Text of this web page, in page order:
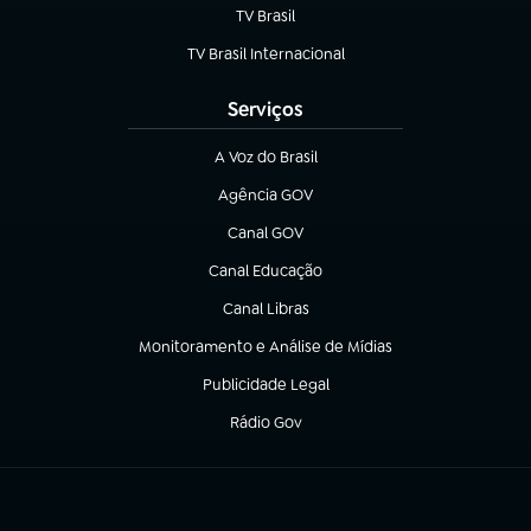
TV Brasil
(abre em nova aba)
TV Brasil Internacional
(abre em nova aba)
Serviços
A Voz do Brasil
(abre em nova aba)
Agência GOV
(abre em nova aba)
Canal GOV
(abre em nova aba)
Canal Educação
(abre em nova aba)
Canal Libras
(abre em nova aba)
Monitoramento e Análise de Mídias
(abre em nova aba)
Publicidade Legal
(abre em nova aba)
Rádio Gov
(abre em nova aba)